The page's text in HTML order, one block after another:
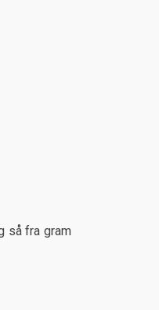
så fra gram